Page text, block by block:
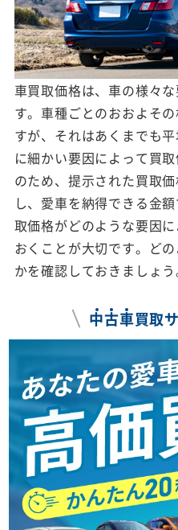
車買取価格は、車の様々
す。車種ごとのおおよそ
すが、それはあくまでも
に細かい要因によって買
のため、提示された買取
し、愛車を納得できる金
取価格がどのような要因
おくことが大切です。ど
かを確認しておきましょう
中古車買取